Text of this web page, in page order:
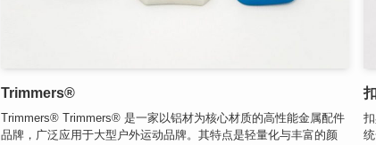
Trimmers®
Trimmers® Trimmers® 是一家以铝材为核心材质的高性能金属配件
品牌，广泛应用于大型户外运动品牌。其特点是轻量化与丰富的颜